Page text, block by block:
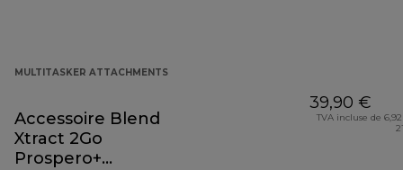
MULTITASKER ATTACHMENTS
Accessoire Blend
Xtract 2Go
Prospero+
39,90 €
TVA incluse de